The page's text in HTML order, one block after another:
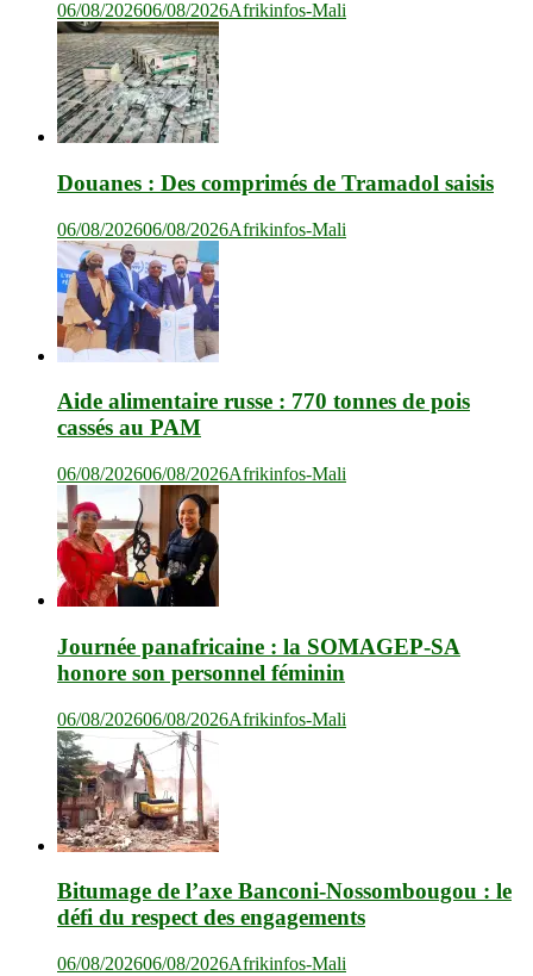
06/08/202606/08/2026Afrikinfos-Mali
Douanes : Des comprimés de Tramadol saisis
06/08/202606/08/2026Afrikinfos-Mali
Aide alimentaire russe : 770 tonnes de pois
cassés au PAM
06/08/202606/08/2026Afrikinfos-Mali
Journée panafricaine : la SOMAGEP-SA
honore son personnel féminin
06/08/202606/08/2026Afrikinfos-Mali
Bitumage de l’axe Banconi-Nossombougou : le
défi du respect des engagements
06/08/202606/08/2026Afrikinfos-Mali